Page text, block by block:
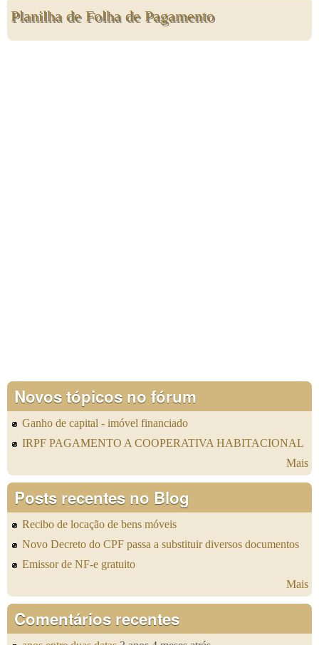
Planilha de Folha de Pagamento
Novos tópicos no fórum
Ganho de capital - imóvel financiado
IRPF PAGAMENTO A COOPERATIVA HABITACIONAL
Mais
Posts recentes no Blog
Recibo de locação de bens móveis
Novo Decreto do CPF passa a substituir diversos documentos
Emissor de NF-e gratuito
Mais
Comentários recentes